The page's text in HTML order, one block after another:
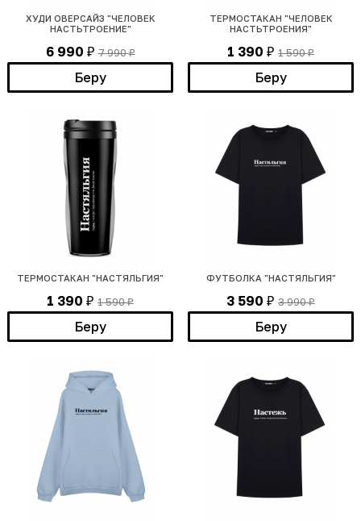
ХУДИ ОВЕРСАЙЗ "ЧЕЛОВЕК
НАСТЬТРОЕНИЕ"
6 990 ₽ 7 990₽
Беру
ТЕРМОСТАКАН "ЧЕЛОВЕК
НАСТЬТРОЕНИЯ"
1 390 ₽ 1 590₽
Беру
ТЕРМОСТАКАН "НАСТЯЛЬГИЯ"
1 390 ₽ 1 590₽
Беру
ФУТБОЛКА "НАСТЯЛЬГИЯ"
3 590 ₽ 3 990₽
Беру